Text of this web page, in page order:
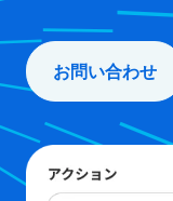
お問い合わせ